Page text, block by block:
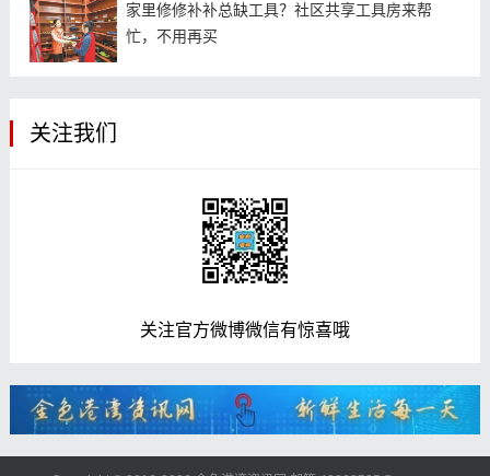
家里修修补补总缺工具？社区共享工具房来帮
忙，不用再买
关注我们
关注官方微博微信有惊喜哦